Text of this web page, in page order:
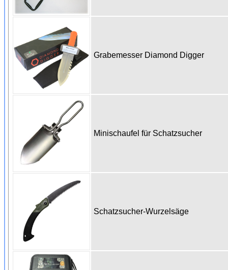
Grabemesser Diamond Digger
Minischaufel für Schatzsucher
Schatzsucher-Wurzelsäge